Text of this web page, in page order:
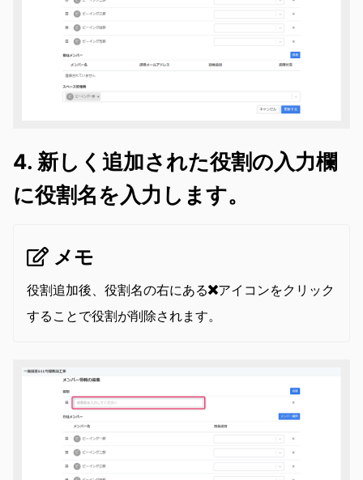
4. 新しく追加された役割の入力欄
に役割名を入力します。
メモ
役割追加後、役割名の右にある
アイコンをクリック
することで役割が削除されます。